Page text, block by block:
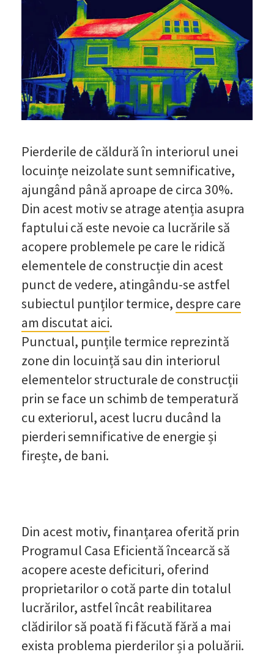
Pierderile de căldură în interiorul unei
locuințe neizolate sunt semnificative,
ajungând până aproape de circa 30%.
Din acest motiv se atrage atenția asupra
faptului că este nevoie ca lucrările să
acopere problemele pe care le ridică
elementele de construcție din acest
punct de vedere, atingându-se astfel
subiectul punților termice, despre care
am discutat aici.
Punctual, punțile termice reprezintă
zone din locuință sau din interiorul
elementelor structurale de construcții
prin se face un schimb de temperatură
cu exteriorul, acest lucru ducând la
pierderi semnificative de energie și
firește, de bani.
Din acest motiv, finanțarea oferită prin
Programul Casa Eficientă încearcă să
acopere aceste deficituri, oferind
proprietarilor o cotă parte din totalul
lucrărilor, astfel încât reabilitarea
clădirilor să poată fi făcută fără a mai
exista problema pierderilor și a poluării.